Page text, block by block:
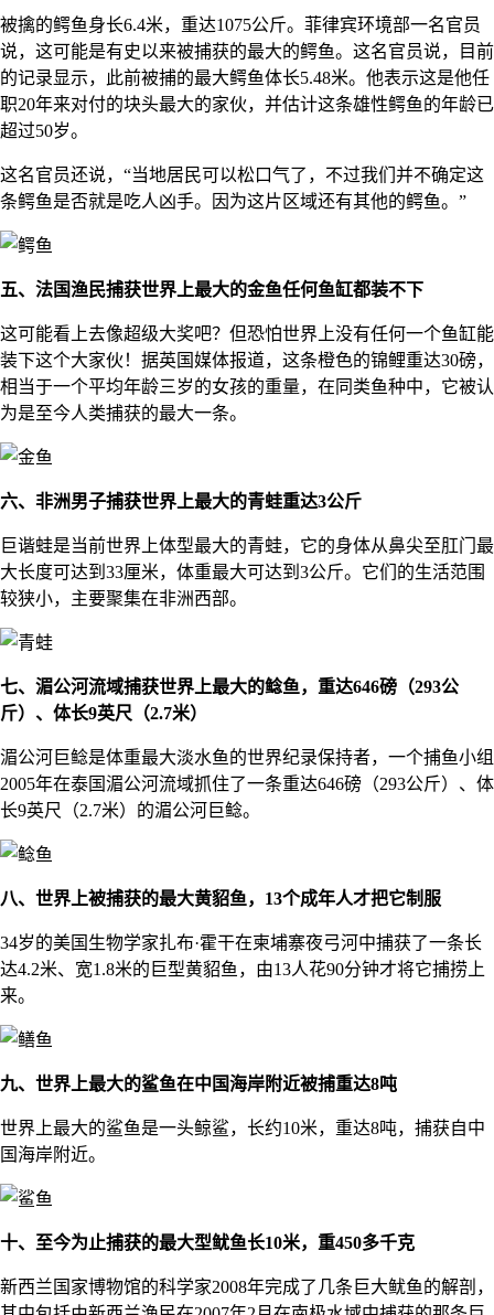
被擒的鳄鱼身长6.4米，重达1075公斤。菲律宾环境部一名官员
说，这可能是有史以来被捕获的最大的鳄鱼。这名官员说，目前
的记录显示，此前被捕的最大鳄鱼体长5.48米。他表示这是他任
职20年来对付的块头最大的家伙，并估计这条雄性鳄鱼的年龄已
超过50岁。
这名官员还说，“当地居民可以松口气了，不过我们并不确定这
条鳄鱼是否就是吃人凶手。因为这片区域还有其他的鳄鱼。”
五、法国渔民捕获世界上最大的金鱼任何鱼缸都装不下
这可能看上去像超级大奖吧？但恐怕世界上没有任何一个鱼缸能
装下这个大家伙！据英国媒体报道，这条橙色的锦鲤重达30磅，
相当于一个平均年龄三岁的女孩的重量，在同类鱼种中，它被认
为是至今人类捕获的最大一条。
六、非洲男子捕获世界上最大的青蛙重达3公斤
巨谐蛙是当前世界上体型最大的青蛙，它的身体从鼻尖至肛门最
大长度可达到33厘米，体重最大可达到3公斤。它们的生活范围
较狭小，主要聚集在非洲西部。
七、湄公河流域捕获世界上最大的鲶鱼，重达646磅（293公
斤）、体长9英尺（2.7米）
湄公河巨鲶是体重最大淡水鱼的世界纪录保持者，一个捕鱼小组
2005年在泰国湄公河流域抓住了一条重达646磅（293公斤）、体
长9英尺（2.7米）的湄公河巨鲶。
八、世界上被捕获的最大黄貂鱼，13个成年人才把它制服
34岁的美国生物学家扎布·霍干在柬埔寨夜弓河中捕获了一条长
达4.2米、宽1.8米的巨型黄貂鱼，由13人花90分钟才将它捕捞上
来。
九、世界上最大的鲨鱼在中国海岸附近被捕重达8吨
世界上最大的鲨鱼是一头鲸鲨，长约10米，重达8吨，捕获自中
国海岸附近。
十、至今为止捕获的最大型鱿鱼长10米，重450多千克
新西兰国家博物馆的科学家2008年完成了几条巨大鱿鱼的解剖，